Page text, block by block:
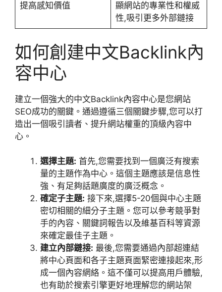
提高感知價值
顯網站的專業性和權威
性,吸引更多外部鏈接
如何創建中文Backlink內
容中心
建立一個強大的中文Backlink內容中心是您網站
SEO成功的關鍵。通過遵循三個關鍵步驟,您可以打
造出一個吸引讀者、提升網站權重的頂級內容中
心。
選擇主題: 首先,您需要找到一個廣泛有搜索
量的主題作為中心。這個主題應該是信息性
強、有足夠話題廣度的廣泛概念。
確定子主題: 接下來,選擇5-20個與中心主題
密切相關的細分子主題。您可以參考競爭對
手的內容、關鍵詞報告以及維基百科等資源
來確定最佳子主題。
建立內部鏈接: 最後,您需要通過內部超連結
將中心頁面和各子主題頁面緊密連接起來,形
成一個內容網絡。這不僅可以提高用戶體驗,
也有助於搜索引擎更好地理解您的網站架